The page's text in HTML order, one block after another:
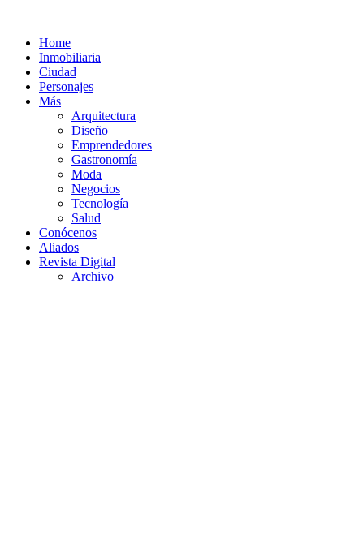
Home
Inmobiliaria
Ciudad
Personajes
Más
Arquitectura
Diseño
Emprendedores
Gastronomía
Moda
Negocios
Tecnología
Salud
Conócenos
Aliados
Revista Digital
Archivo